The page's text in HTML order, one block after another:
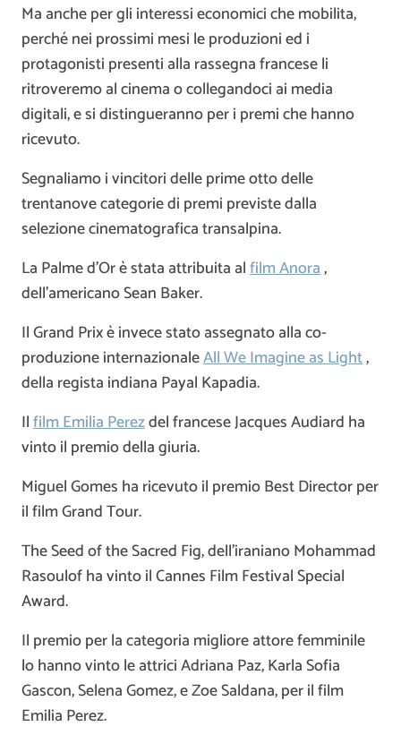
Ma anche per gli interessi economici che mobilita,
perché nei prossimi mesi le produzioni ed i
protagonisti presenti alla rassegna francese li
ritroveremo al cinema o collegandoci ai media
digitali, e si distingueranno per i premi che hanno
ricevuto.
Segnaliamo i vincitori delle prime otto delle
trentanove categorie di premi previste dalla
selezione cinematografica transalpina.
La Palme d’Or è stata attribuita alfilm Anora,
dell’americano Sean Baker.
Il Grand Prix è invece stato assegnato alla co-
produzione internazionaleAll We Imagine as Light,
della regista indiana Payal Kapadia.
Ilfilm Emilia Perezdel francese Jacques Audiard ha
vinto il premio della giuria.
Miguel Gomes ha ricevuto il premio Best Director per
il film Grand Tour.
The Seed of the Sacred Fig, dell’iraniano Mohammad
Rasoulof ha vinto il Cannes Film Festival Special
Award.
Il premio per la categoria migliore attore femminile
lo hanno vinto le attrici Adriana Paz, Karla Sofia
Gascon, Selena Gomez, e Zoe Saldana, per il film
Emilia Perez.